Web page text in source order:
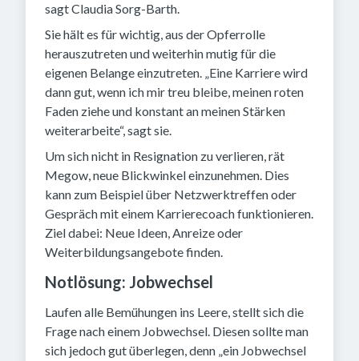
sagt Claudia Sorg-Barth.
Sie hält es für wichtig, aus der Opferrolle
herauszutreten und weiterhin mutig für die
eigenen Belange einzutreten. „Eine Karriere wird
dann gut, wenn ich mir treu bleibe, meinen roten
Faden ziehe und konstant an meinen Stärken
weiterarbeite“, sagt sie.
Um sich nicht in Resignation zu verlieren, rät
Megow, neue Blickwinkel einzunehmen. Dies
kann zum Beispiel über Netzwerktreffen oder
Gespräch mit einem Karrierecoach funktionieren.
Ziel dabei: Neue Ideen, Anreize oder
Weiterbildungsangebote finden.
Notlösung: Jobwechsel
Laufen alle Bemühungen ins Leere, stellt sich die
Frage nach einem Jobwechsel. Diesen sollte man
sich jedoch gut überlegen, denn „ein Jobwechsel